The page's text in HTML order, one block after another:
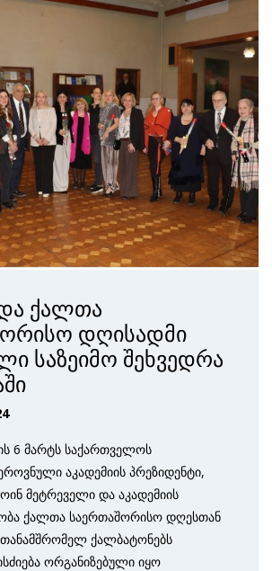
ქალთა
დღისადმი
საზეიმო შეხვედრა
6 მარტს საქართველოს
აკადემიის პრეზიდენტი,
მეტრეველი და აკადემიის
ქალთა საერთაშორისო დღესთან
ქალბატონებს
ორგანიზებული იყო